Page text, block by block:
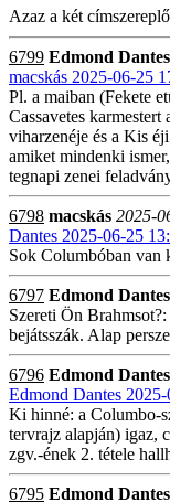
Azaz a két
6799 Edmond Dantes
macskás 2025-06-25
Pl. a maiban (Fekete
Cassavetes
viharzenéje és a Kis
amiket mindenki
tegnapi zenei
6798 macskás 2025-
Dantes 2025-06-25
Sok Columbóban van
6797 Edmond Dantes
Szereti Ön
bejátsszák. Alap
6796 Edmond Dantes
Edmond Dantes
Ki hinné: a Columbo-
tervrajz alapján) igaz,
zgv.-ének 2. tétele
6795 Edmond Dantes